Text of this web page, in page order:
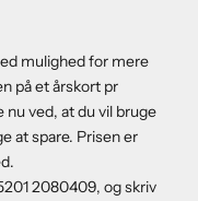
mulighed for mere
på et årskort pr
nu ved, at du vil bruge
at spare. Prisen er
2080409, og skriv